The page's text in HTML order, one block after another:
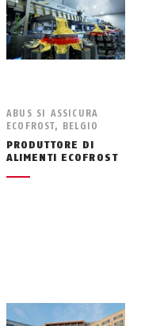
ABUS SI ASSICURA
ECOFROST, BELGIO
PRODUTTORE DI
ALIMENTI ECOFROST